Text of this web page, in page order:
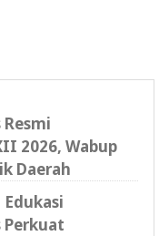
2026, Wabup
Daerah
Edukasi
Perkuat